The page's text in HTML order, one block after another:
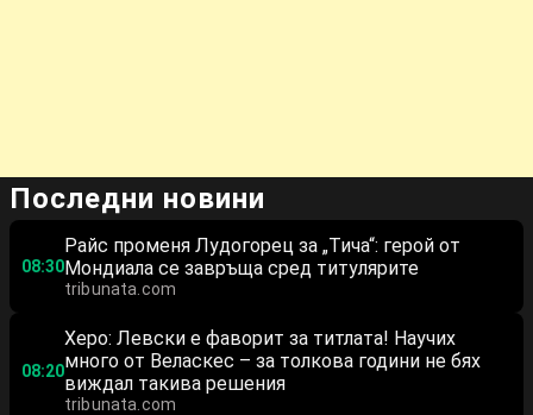
Последни новини
08:30
Райс променя Лудогорец за „Тича“: герой от
Мондиала се завръща сред титулярите
tribunata.com
08:20
Херо: Левски е фаворит за титлата! Научих
много от Веласкес – за толкова години не бях
виждал такива решения
tribunata.com